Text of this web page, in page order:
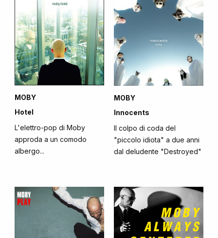
MOBY
Hotel
L'elettro-pop di Moby
approda a un comodo
albergo...
MOBY
Innocents
Il colpo di coda del
"piccolo idiota" a due anni
dal deludente "Destroyed"